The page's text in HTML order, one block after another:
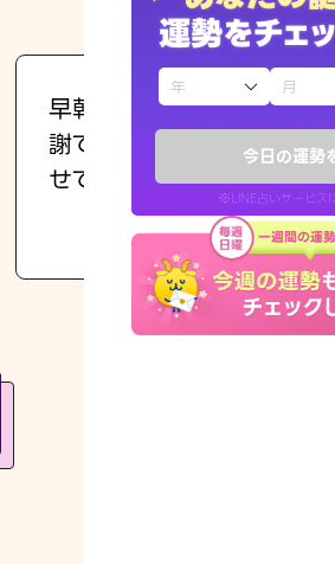
今日の運勢
※LINE占いサービス
よくある質問
えもじの子（占）
お知らせ
早朝にも関わらず鑑定いた
謝です。私のままでいいんだ
せてくれます。